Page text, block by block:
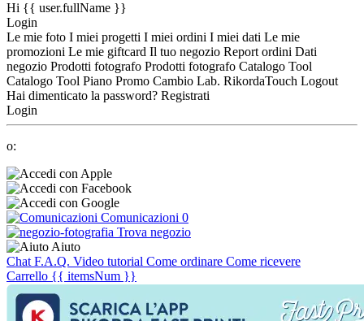
Hi {{ user.fullName }}
Login
Le mie foto I miei progetti I miei ordini I miei dati Le mie
promozioni Le mie giftcard Il tuo negozio Report ordini Dati
negozio Prodotti fotografo Prodotti fotografo Catalogo Tool
Catalogo Tool Piano Promo Cambio Lab. RikordaTouch Logout
Hai dimenticato la password? Registrati
Login
o:
Comunicazioni 0
Trova negozio
Aiuto
Chat F.A.Q. Video tutorial Come ordinare Come ricevere
Carrello {{ itemsNum }}